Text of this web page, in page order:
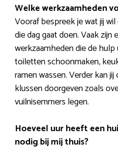
Welke werkzaamheden
Vooraf bespreek je wat jij
die dag gaat doen. Vaak zijn
werkzaamheden die de
toiletten schoonmaken,
ramen wassen. Verder kan
klussen doorgeven zoals
vuilnisemmers legen.
Hoeveel uur heeft een
nodig bij mij thuis?